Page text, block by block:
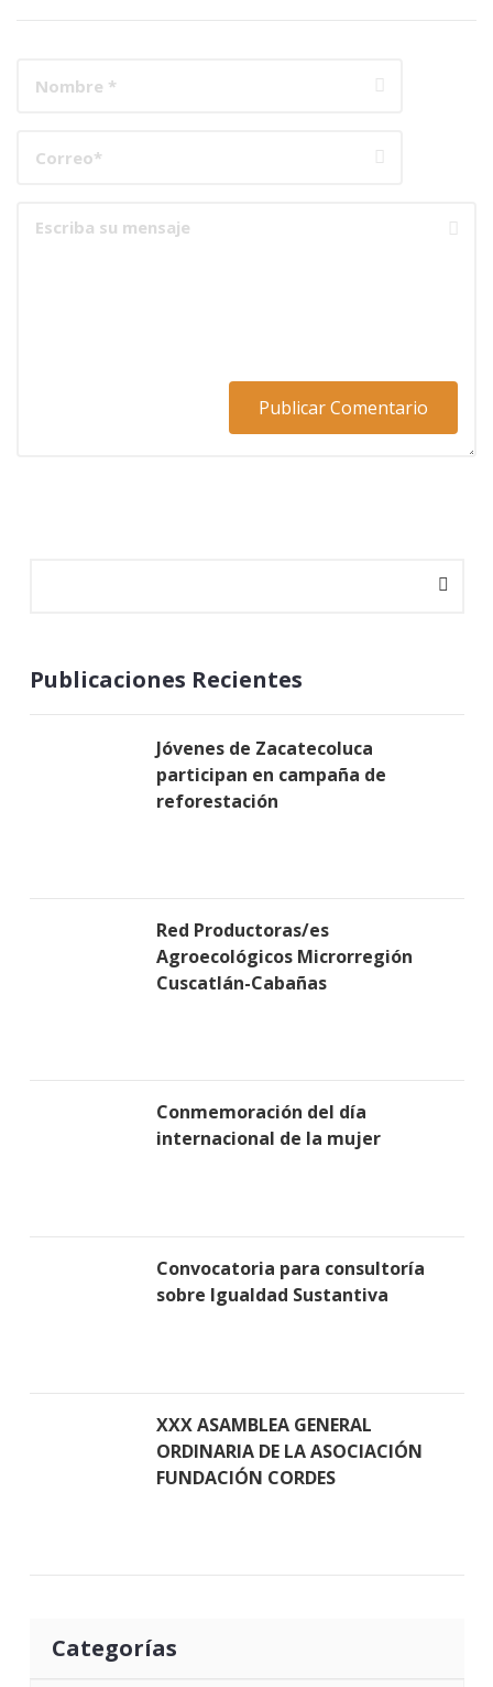
Publicaciones Recientes
Jóvenes de Zacatecoluca
participan en campaña de
reforestación
Red Productoras/es
Agroecológicos Microrregión
Cuscatlán-Cabañas
Conmemoración del día
internacional de la mujer
Convocatoria para consultoría
sobre Igualdad Sustantiva
XXX ASAMBLEA GENERAL
ORDINARIA DE LA ASOCIACIÓN
FUNDACIÓN CORDES
Categorías